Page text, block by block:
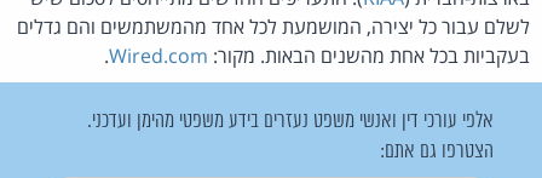
לשלם עבור כל יצירה, המושמעת לכל אחד מהמשתמשים והם גדלים
בעקביות בכל אחת מהשנים הבאות. מקור: Wired.com
.
אלפי עורכי דין ואנשי משפט נעזרים בידע משפטי מהימן ועדכני.
הצטרפו גם אתם: